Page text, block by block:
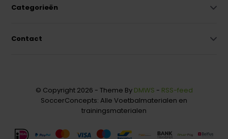
Categorieën
Contact
© Copyright 2026 - Theme By DMWS - RSS-feed
SoccerConcepts: Alle Voetbalmaterialen en
trainingsmaterialen